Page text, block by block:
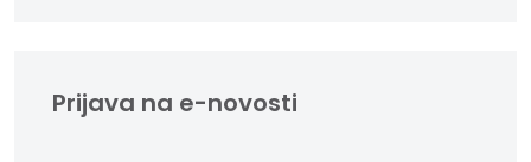
Prijava na e-novosti